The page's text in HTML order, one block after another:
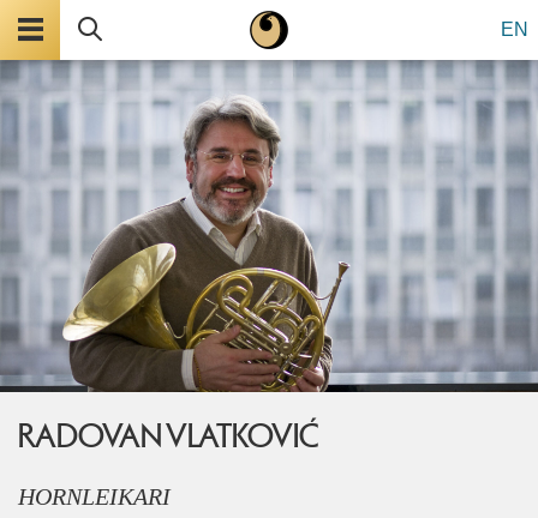
EN
RADOVAN VLATKOVIĆ
HORNLEIKARI